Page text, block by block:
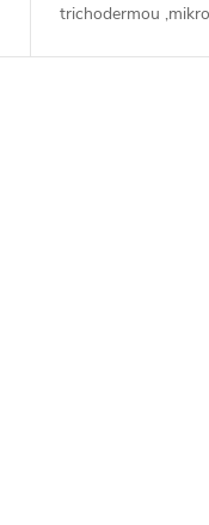
trichodermou